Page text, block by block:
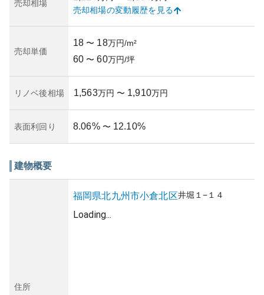
売却相場
売却相場の変動履歴を見る
売却単価
18 〜 18万円/m²
60 〜 60万円/坪
リノベ後相場 1,563万円 〜 1,910万円
表面利回り 8.06% 〜 12.10%
建物概要
住所
福岡県北九州市小倉北区井堀 １−１４
Loading...